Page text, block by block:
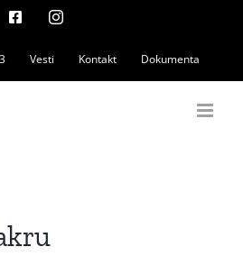
FacebookInstagram
Vesti Kontakt Dokumenta